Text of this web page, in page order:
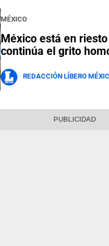
México
México está en
continúa el grito
Redacción Líbero